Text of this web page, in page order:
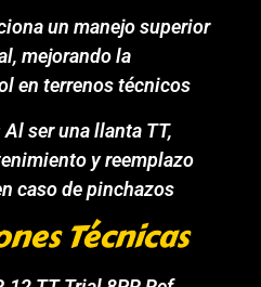
un manejo superior
mejorando la
en terrenos técnicos
ser una llanta TT,
y reemplazo
caso de pinchazos
Técnicas